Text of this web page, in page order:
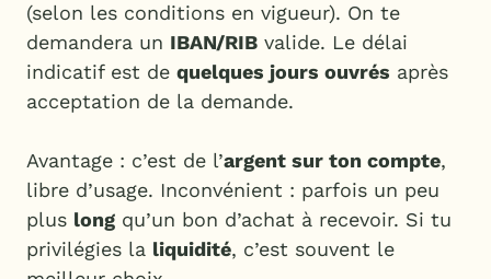
(selon les conditions en vigueur). On te
demandera un IBAN/RIB valide. Le délai
indicatif est de quelques jours ouvrés après
acceptation de la demande.
Avantage : c’est de l’argent sur ton compte,
libre d’usage. Inconvénient : parfois un peu
plus long qu’un bon d’achat à recevoir. Si tu
privilégies la liquidité, c’est souvent le